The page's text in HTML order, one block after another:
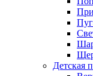
Детская